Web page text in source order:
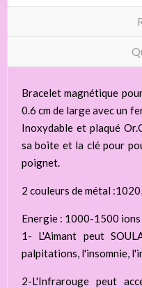
Bracelet magnétique
0.6 cm de large avec un
Inoxydable et plaqué
sa boite et la clé pour
poignet.
2 couleurs de métal
Energie : 1000-1500
1- L'Aimant peut
palpitations, l'insomnie,
2-L'Infrarouge peut